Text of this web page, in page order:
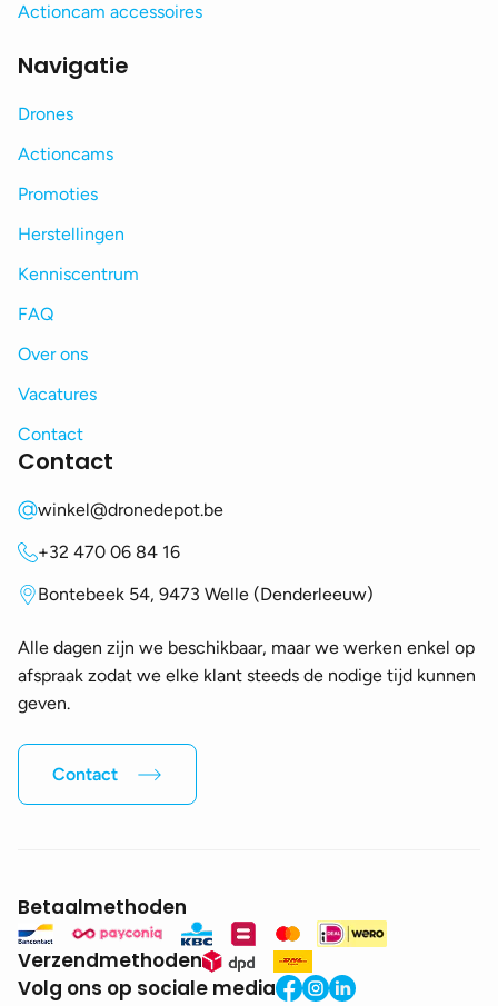
Actioncam accessoires
Navigatie
Drones
Actioncams
Promoties
Herstellingen
Kenniscentrum
FAQ
Over ons
Vacatures
Contact
Contact
winkel@dronedepot.be
+32 470 06 84 16
Bontebeek 54, 9473 Welle (Denderleeuw)
Alle dagen zijn we beschikbaar, maar we werken enkel op
afspraak zodat we elke klant steeds de nodige tijd kunnen
geven.
Contact
Betaalmethoden
Verzendmethoden
Volg ons op sociale media